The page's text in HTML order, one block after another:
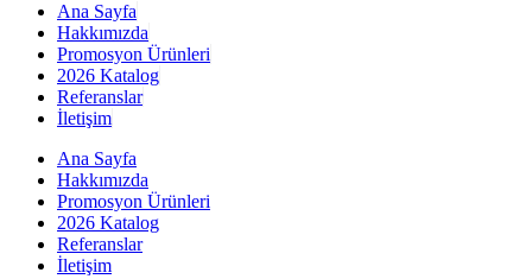
Ana Sayfa
Hakkımızda
Promosyon Ürünleri
2026 Katalog
Referanslar
İletişim
Ana Sayfa
Hakkımızda
Promosyon Ürünleri
2026 Katalog
Referanslar
İletişim